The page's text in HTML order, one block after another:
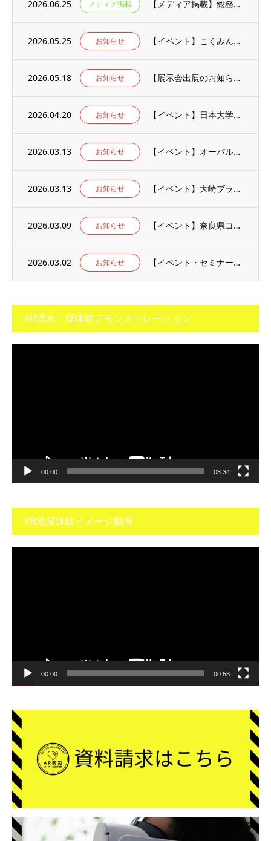
2026.06.25 メディア掲載 【メディア掲載】総務省「地域社会DXナビ」にて公開された「地域×Tech九州」のイベン...
2026.05.25 お知らせ 【イベント】こくみん共済coop全労済様の社内向け防災訓練で、AR煙体験ブースを運営し...
2026.05.18 お知らせ 【展示会出展のお知らせ】「第4回 地域×Tech九州」に出展いたしました！
2026.04.20 お知らせ 【イベント】日本大学三軒茶屋キャンパスにて、危機管理学部の学生へ向けた防災訓練を行いま...
2026.03.13 お知らせ 【イベント】オーバルコート大崎マークイースト、東五反田スクエアで開催されたテナント様向...
2026.03.13 お知らせ 【イベント】大崎ブライトタワーで開催されたテナント様向け防災訓練で、AR消火体験ブース...
2026.03.09 お知らせ 【イベント】奈良県コンベンションセンターにて行われた、「まもる奈良の防災フェア」でAR...
2026.03.02 お知らせ 【イベント・セミナー】防火防災講演会/バーチャル防災体験@川崎市多摩市民館に登壇しまし...
AR浸水・煙体験デモンストレーション
00:00 03:34
VR地震体験イメージ動画
00:00 00:58